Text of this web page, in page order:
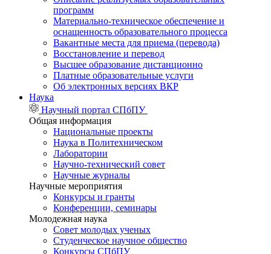
программ
Материально-техническое обеспечение и
оснащенность образовательного процесса
Вакантные места для приема (перевода)
Восстановление и перевод
Высшее образование дистанционно
Платные образовательные услуги
Об электронных версиях ВКР
Наука
Научный портал СПбПУ
Общая информация
Национальные проекты
Наука в Политехническом
Лаборатории
Научно-технический совет
Научные журналы
Научные мероприятия
Конкурсы и гранты
Конференции, семинары
Молодежная наука
Совет молодых ученых
Студенческое научное общество
Конкурсы СПбПУ